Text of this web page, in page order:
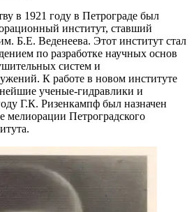
в 1921 году в Петрограде был
институт, ставший
Б.Е. Веденеева. Этот институт стал
по разработке научных основ
систем и
К работе в новом институте
ученые-гидравлики и
Г.К. Ризенкампф был назначен
мелиорации Петроградского